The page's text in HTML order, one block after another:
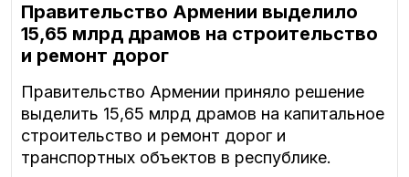
Правительство Армении выделило
15,65 млрд драмов на строительство
и ремонт дорог
Правительство Армении приняло решение
выделить 15,65 млрд драмов на капитальное
строительство и ремонт дорог и
транспортных объектов в республике.